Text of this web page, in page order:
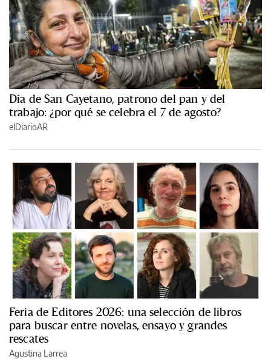
Día de San Cayetano, patrono del pan y del
trabajo: ¿por qué se celebra el 7 de agosto?
elDiarioAR
Feria de Editores 2026: una selección de libros
para buscar entre novelas, ensayo y grandes
rescates
Agustina Larrea